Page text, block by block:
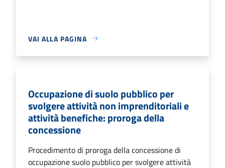
VAI ALLA PAGINA
Occupazione di suolo pubblico per
svolgere attività non imprenditoriali e
attività benefiche: proroga della
concessione
Procedimento di proroga della concessione di
occupazione suolo pubblico per svolgere attività